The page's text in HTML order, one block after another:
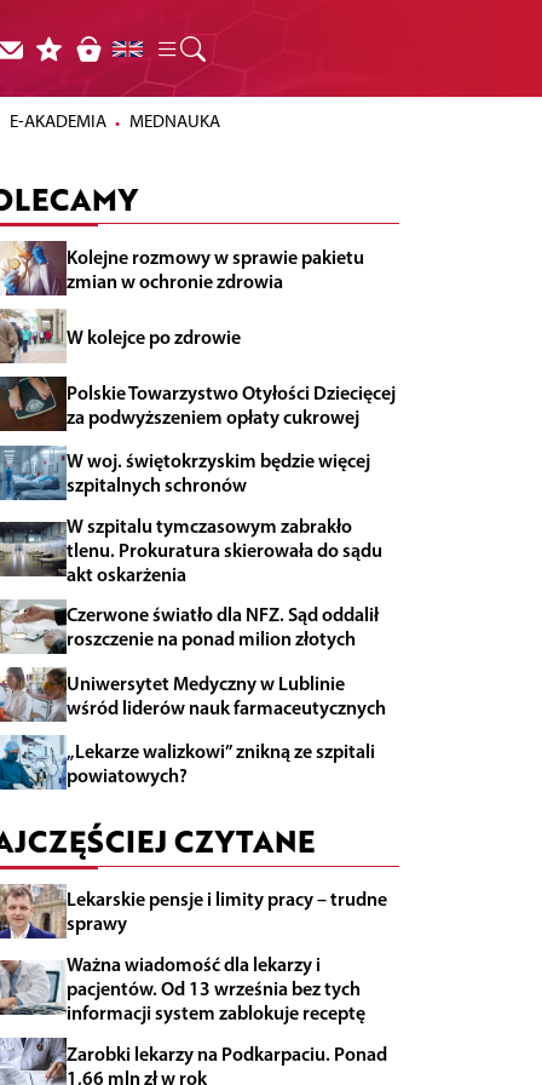
E-AKADEMIA MEDNAUKA
Kolejne rozmowy w sprawie pakietu
zmian w ochronie zdrowia
W kolejce po zdrowie
Polskie Towarzystwo Otyłości Dziecięcej
za podwyższeniem opłaty cukrowej
W woj. świętokrzyskim będzie więcej
szpitalnych schronów
W szpitalu tymczasowym zabrakło
tlenu. Prokuratura skierowała do sądu
akt oskarżenia
Czerwone światło dla NFZ. Sąd oddalił
roszczenie na ponad milion złotych
Uniwersytet Medyczny w Lublinie
wśród liderów nauk farmaceutycznych
„Lekarze walizkowi” znikną ze szpitali
powiatowych?
CZYTANE
Lekarskie pensje i limity pracy – trudne
sprawy
Ważna wiadomość dla lekarzy i
pacjentów. Od 13 września bez tych
informacji system zablokuje receptę
Zarobki lekarzy na Podkarpaciu. Ponad
1,66 mln zł w rok